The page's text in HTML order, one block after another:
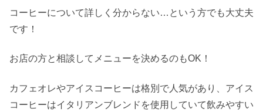
コーヒーについて詳しく分からない…という方でも大丈夫
です！
お店の方と相談してメニューを決めるのもOK！
カフェオレやアイスコーヒーは格別で人気があり、アイス
コーヒーはイタリアンブレンドを使用していて飲みやすい